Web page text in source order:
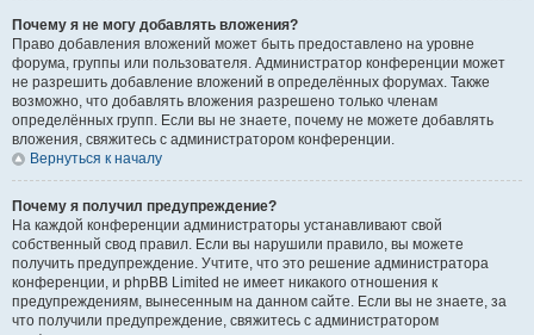
Почему я не могу добавлять вложения?
Право добавления вложений может быть предоставлено на уровне
форума, группы или пользователя. Администратор конференции может
не разрешить добавление вложений в определённых форумах. Также
возможно, что добавлять вложения разрешено только членам
определённых групп. Если вы не знаете, почему не можете добавлять
вложения, свяжитесь с администратором конференции.
Вернуться к началу
Почему я получил предупреждение?
На каждой конференции администраторы устанавливают свой
собственный свод правил. Если вы нарушили правило, вы можете
получить предупреждение. Учтите, что это решение администратора
конференции, и phpBB Limited не имеет никакого отношения к
предупреждениям, вынесенным на данном сайте. Если вы не знаете, за
что получили предупреждение, свяжитесь с администратором